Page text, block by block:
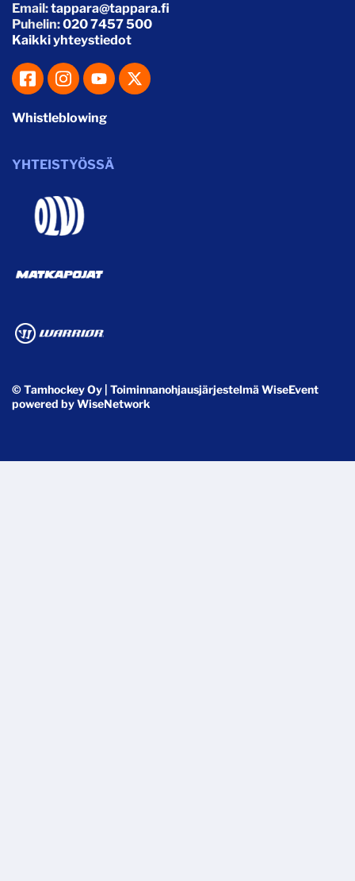
Email:tappara@tappara.fi
Puhelin:020 7457 500
Kaikki yhteystiedot
Whistleblowing
YHTEISTYÖSSÄ
© Tamhockey Oy | ToiminnanohjausjärjestelmäWiseEvent
powered byWiseNetwork